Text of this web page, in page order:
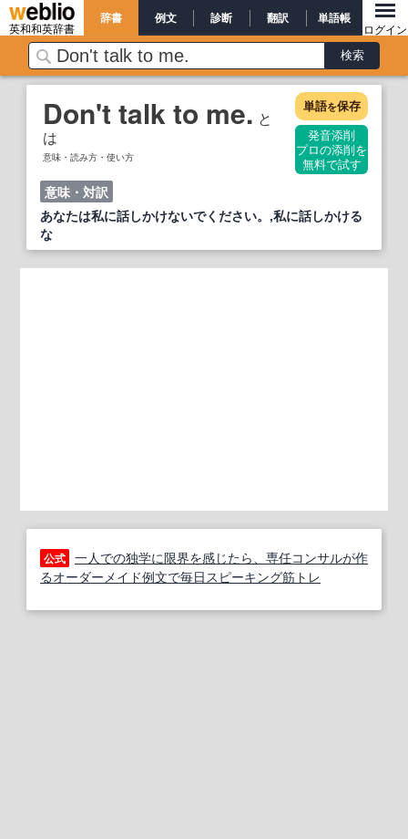
英和和英辞書
辞書 例文 診断 翻訳 単語帳
ログイン
Don't talk to me. と
は
意味・読み方・使い方
単語を保存
発音添削
プロの添削を
無料で試す
意味・対訳
あなたは私に話しかけないでください。,私に話しかける
な
公式 一人での独学に限界を感じたら、専任コンサルが作
るオーダーメイド例文で毎日スピーキング筋トレ